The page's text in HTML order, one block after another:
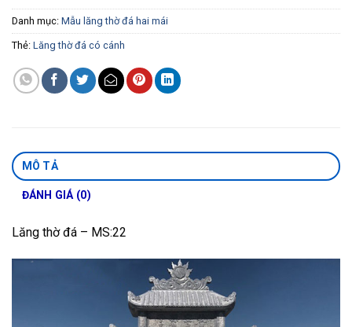
Danh mục: Mẫu lăng thờ đá hai mái
Thẻ: Lăng thờ đá có cánh
MÔ TẢ
ĐÁNH GIÁ (0)
Lăng thờ đá – MS:22